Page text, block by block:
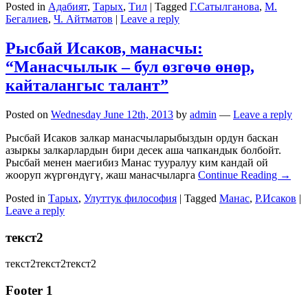
Posted in Адабият, Тарых, Тил | Tagged Г.Сатылганова, М.
Бегалиев, Ч. Айтматов | Leave a reply
Рысбай Исаков, манасчы:
“Манасчылык – бул өзгөчө өнөр,
кайталангыс талант”
Posted on Wednesday June 12th, 2013 by admin — Leave a reply
Рысбай Исаков залкар манасчыларыбыздын ордун баскан
азыркы залкарлардын бири десек аша чапкандык болбойт.
Рысбай менен маегибиз Манас тууралуу ким кандай ой
жооруп жүргөндүгү, жаш манасчыларга Continue Reading →
Posted in Тарых, Улуттук философия | Tagged Манас, Р.Исаков |
Leave a reply
текст2
текст2текст2текст2
Footer 1